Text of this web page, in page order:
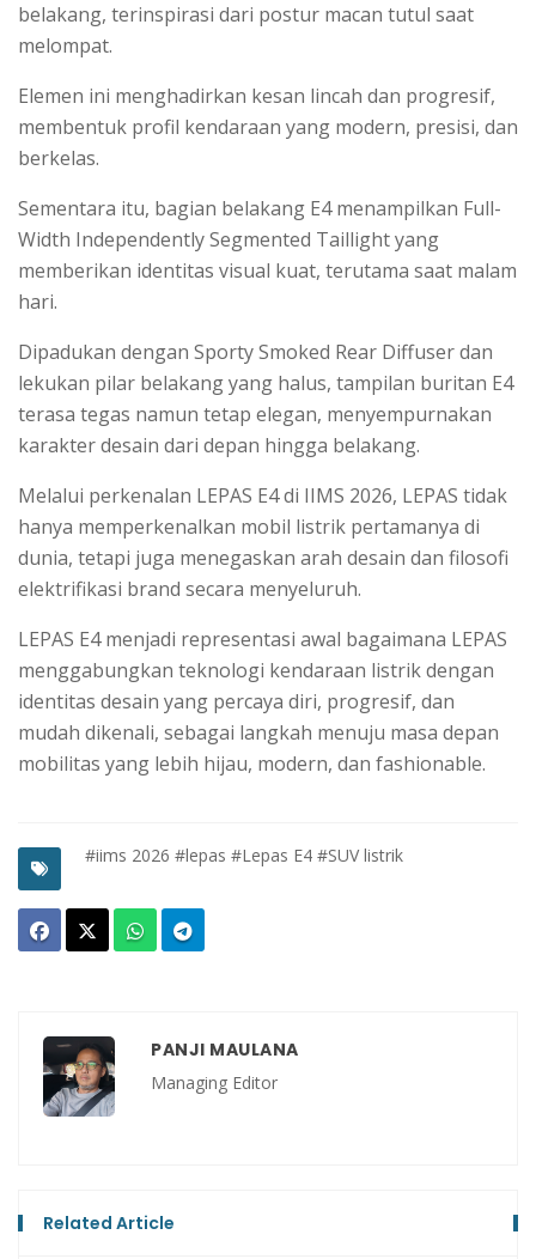
belakang, terinspirasi dari postur macan tutul saat
melompat.
Elemen ini menghadirkan kesan lincah dan progresif,
membentuk profil kendaraan yang modern, presisi, dan
berkelas.
Sementara itu, bagian belakang E4 menampilkan Full-
Width Independently Segmented Taillight yang
memberikan identitas visual kuat, terutama saat malam
hari.
Dipadukan dengan Sporty Smoked Rear Diffuser dan
lekukan pilar belakang yang halus, tampilan buritan E4
terasa tegas namun tetap elegan, menyempurnakan
karakter desain dari depan hingga belakang.
Melalui perkenalan LEPAS E4 di IIMS 2026, LEPAS tidak
hanya memperkenalkan mobil listrik pertamanya di
dunia, tetapi juga menegaskan arah desain dan filosofi
elektrifikasi brand secara menyeluruh.
LEPAS E4 menjadi representasi awal bagaimana LEPAS
menggabungkan teknologi kendaraan listrik dengan
identitas desain yang percaya diri, progresif, dan
mudah dikenali, sebagai langkah menuju masa depan
mobilitas yang lebih hijau, modern, dan fashionable.
#iims 2026 #lepas #Lepas E4 #SUV listrik
PANJI MAULANA
Managing Editor
Related Article